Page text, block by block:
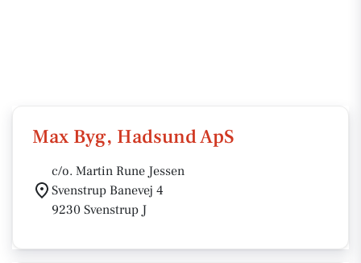
Max Byg, Hadsund ApS
c/o. Martin Rune Jessen
Svenstrup Banevej 4
9230 Svenstrup J